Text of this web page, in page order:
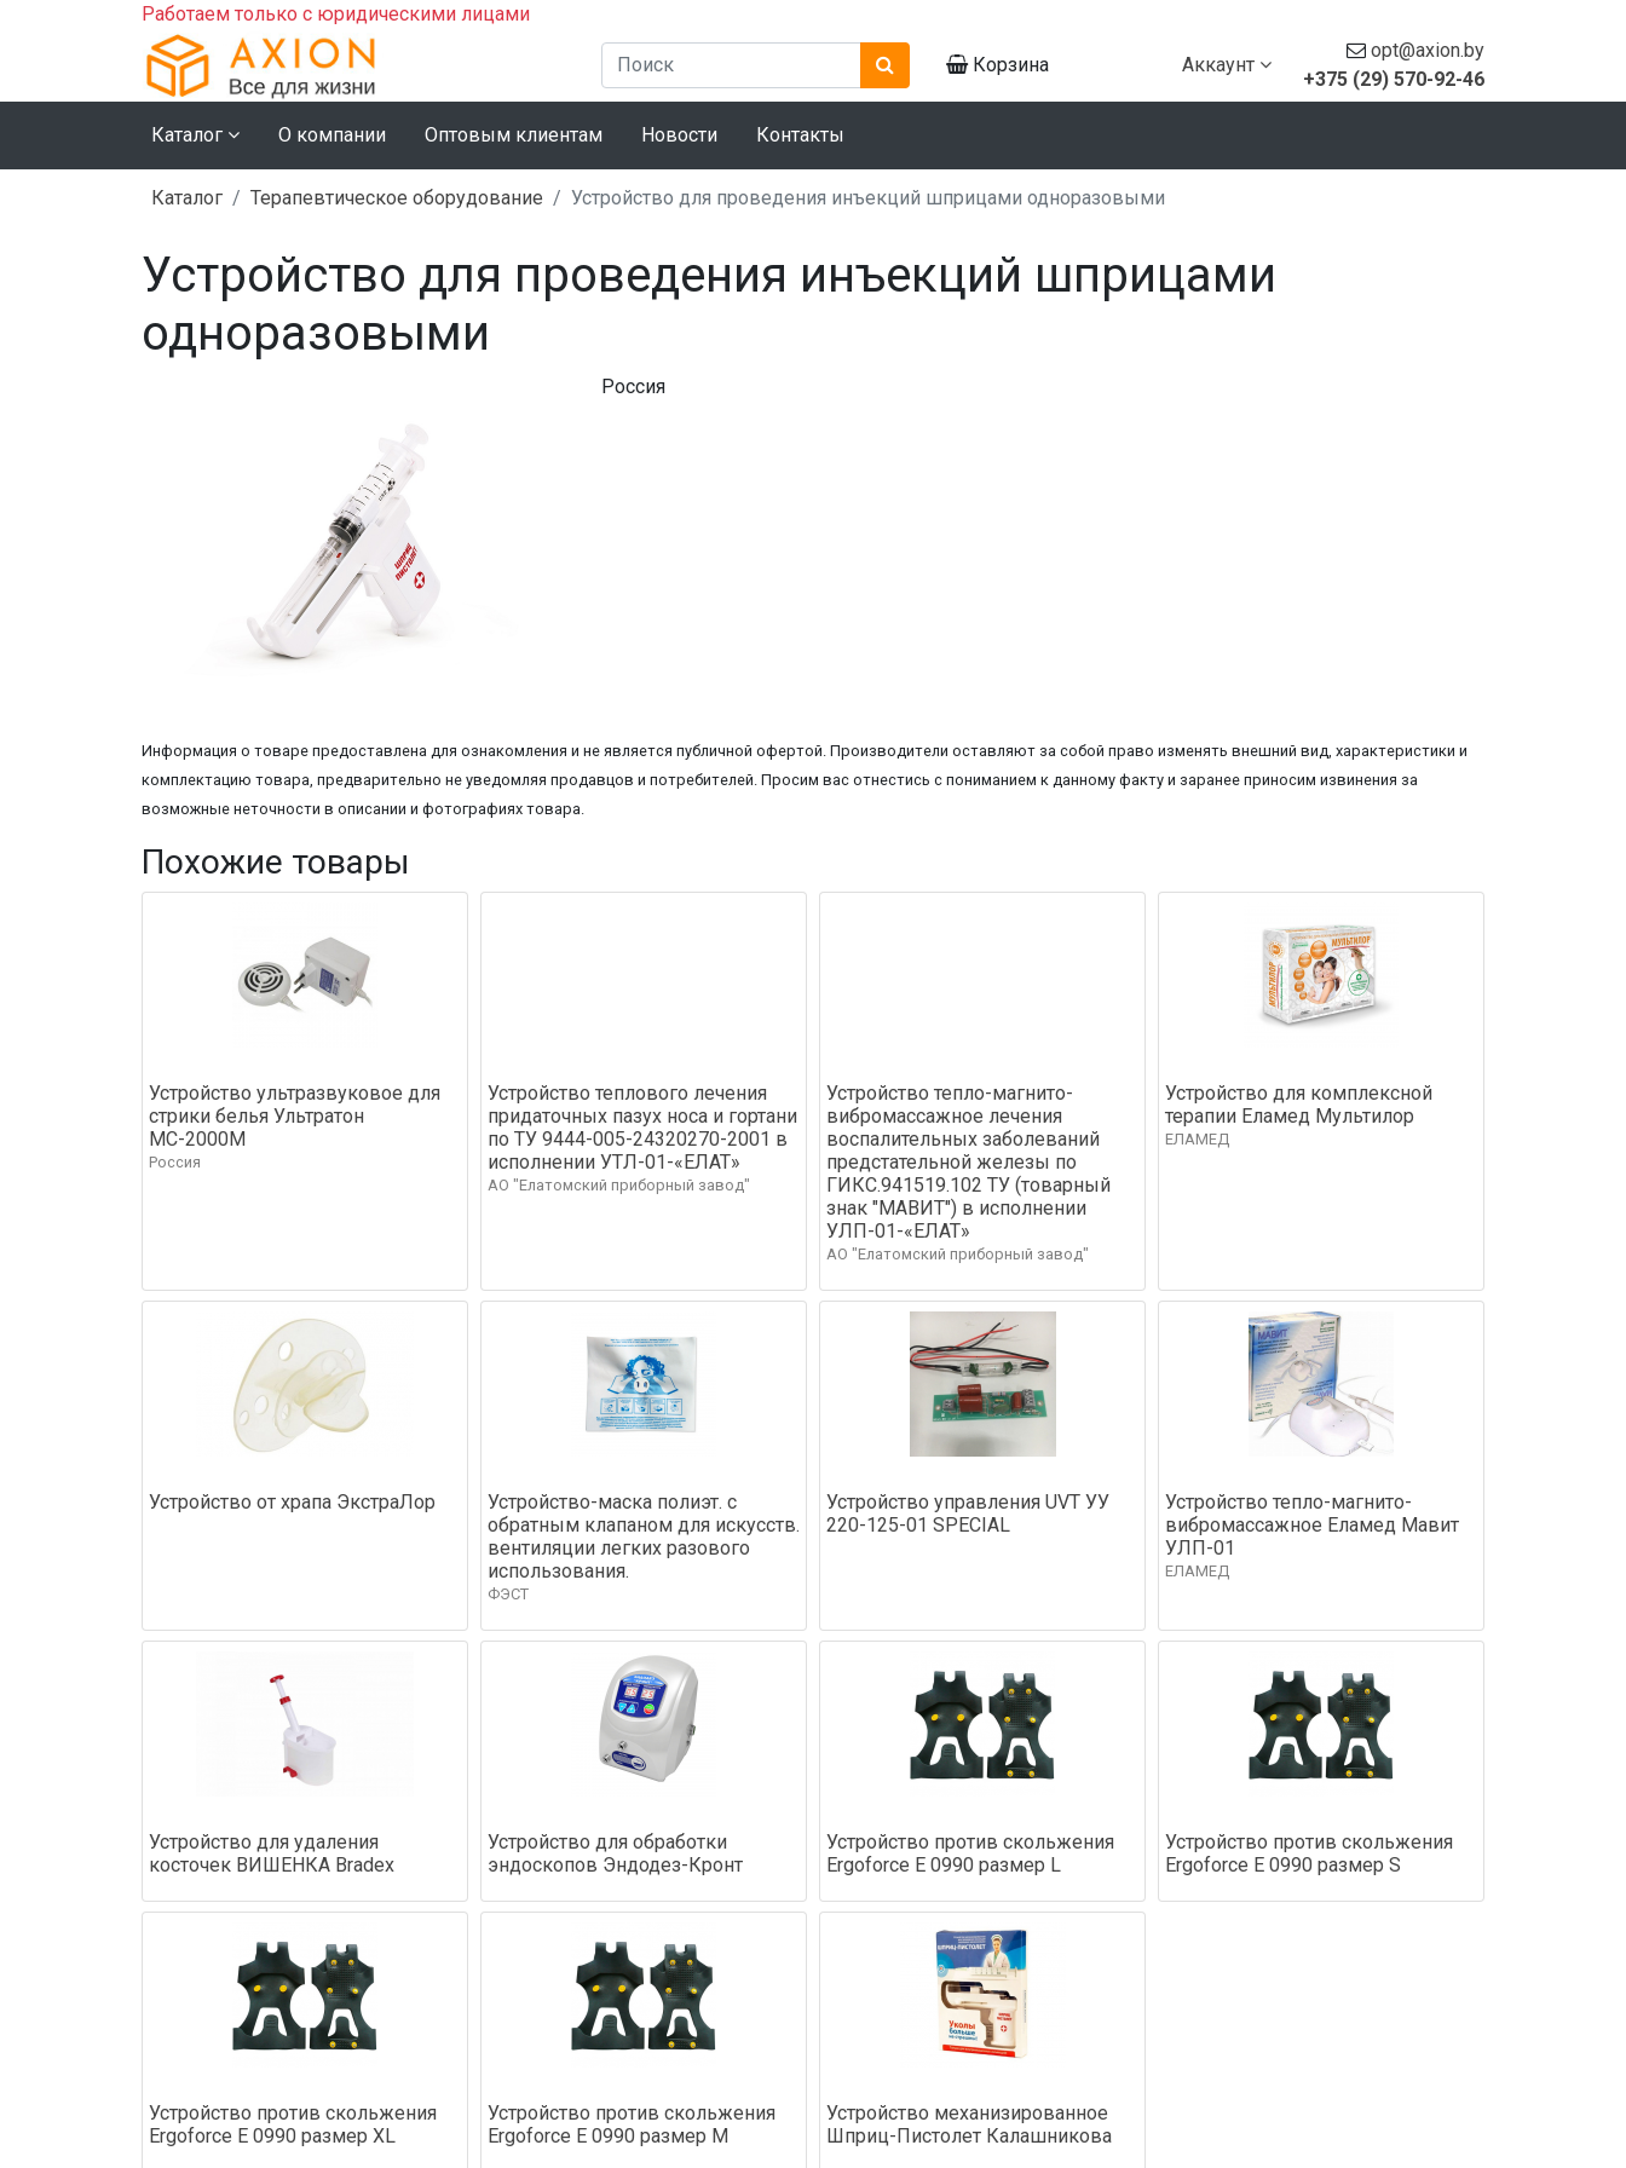
Работаем только с юридическими лицами
Корзина Аккаунт
opt@axion.by
+375 (29) 570-92-46
Каталог О компании Оптовым клиентам Новости Контакты
Каталог Терапевтическое оборудование Устройство для проведения инъекций шприцами одноразовыми
Устройство для проведения инъекций шприцами
одноразовыми
Россия
Информация о товаре предоставлена для ознакомления и не является публичной офертой. Производители оставляют за собой право изменять внешний вид, характеристики и
комплектацию товара, предварительно не уведомляя продавцов и потребителей. Просим вас отнестись с пониманием к данному факту и заранее приносим извинения за
возможные неточности в описании и фотографиях товара.
Похожие товары
Устройство ультразвуковое для
стрики белья Ультратон
МС-2000М
Россия
Устройство теплового лечения
придаточных пазух носа и гортани
по ТУ 9444-005-24320270-2001 в
исполнении УТЛ-01-«ЕЛАТ»
АО "Елатомский приборный завод"
Устройство тепло-магнито-
вибромассажное лечения
воспалительных заболеваний
предстательной железы по
ГИКС.941519.102 ТУ (товарный
знак "МАВИТ") в исполнении
УЛП-01-«ЕЛАТ»
АО "Елатомский приборный завод"
Устройство для комплексной
терапии Еламед Мультилор
ЕЛАМЕД
Устройство от храпа ЭкстраЛор
Устройство-маска полиэт. с
обратным клапаном для искусств.
вентиляции легких разового
использования.
ФЭСТ
Устройство управления UVT УУ
220-125-01 SPECIAL
Устройство тепло-магнито-
вибромассажное Еламед Мавит
УЛП-01
ЕЛАМЕД
Устройство для удаления
косточек ВИШЕНКА Bradex
Устройство для обработки
эндоскопов Эндодез-Кронт
Устройство против скольжения
Ergoforce Е 0990 размер L
Устройство против скольжения
Ergoforce Е 0990 размер S
Устройство против скольжения
Ergoforce Е 0990 размер XL
Устройство против скольжения
Ergoforce Е 0990 размер М
Устройство механизированное
Шприц-Пистолет Калашникова